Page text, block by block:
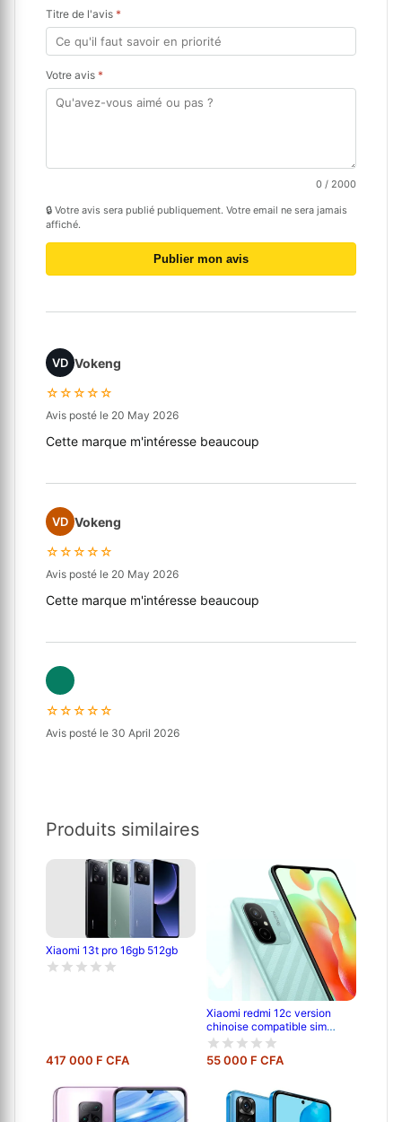
Titre de l'avis *
Votre avis *
0 / 2000
🔒 Votre avis sera publié publiquement. Votre email ne sera jamais
affiché.
Publier mon avis
VD Vokeng
☆☆☆☆☆
Avis posté le 20 May 2026
Cette marque m'intéresse beaucoup
VD Vokeng
☆☆☆☆☆
Avis posté le 20 May 2026
Cette marque m'intéresse beaucoup
☆☆☆☆☆
Avis posté le 30 April 2026
Produits similaires
Xiaomi 13t pro 16gb 512gb
417 000 F CFA
Xiaomi redmi 12c version
chinoise compatible sim
cdma camtel - pouce- 6.71' -
64go /4go ram - 2sim -
caméra- 50mp+0.8mp/5mp -
de garantie
55 000 F CFA